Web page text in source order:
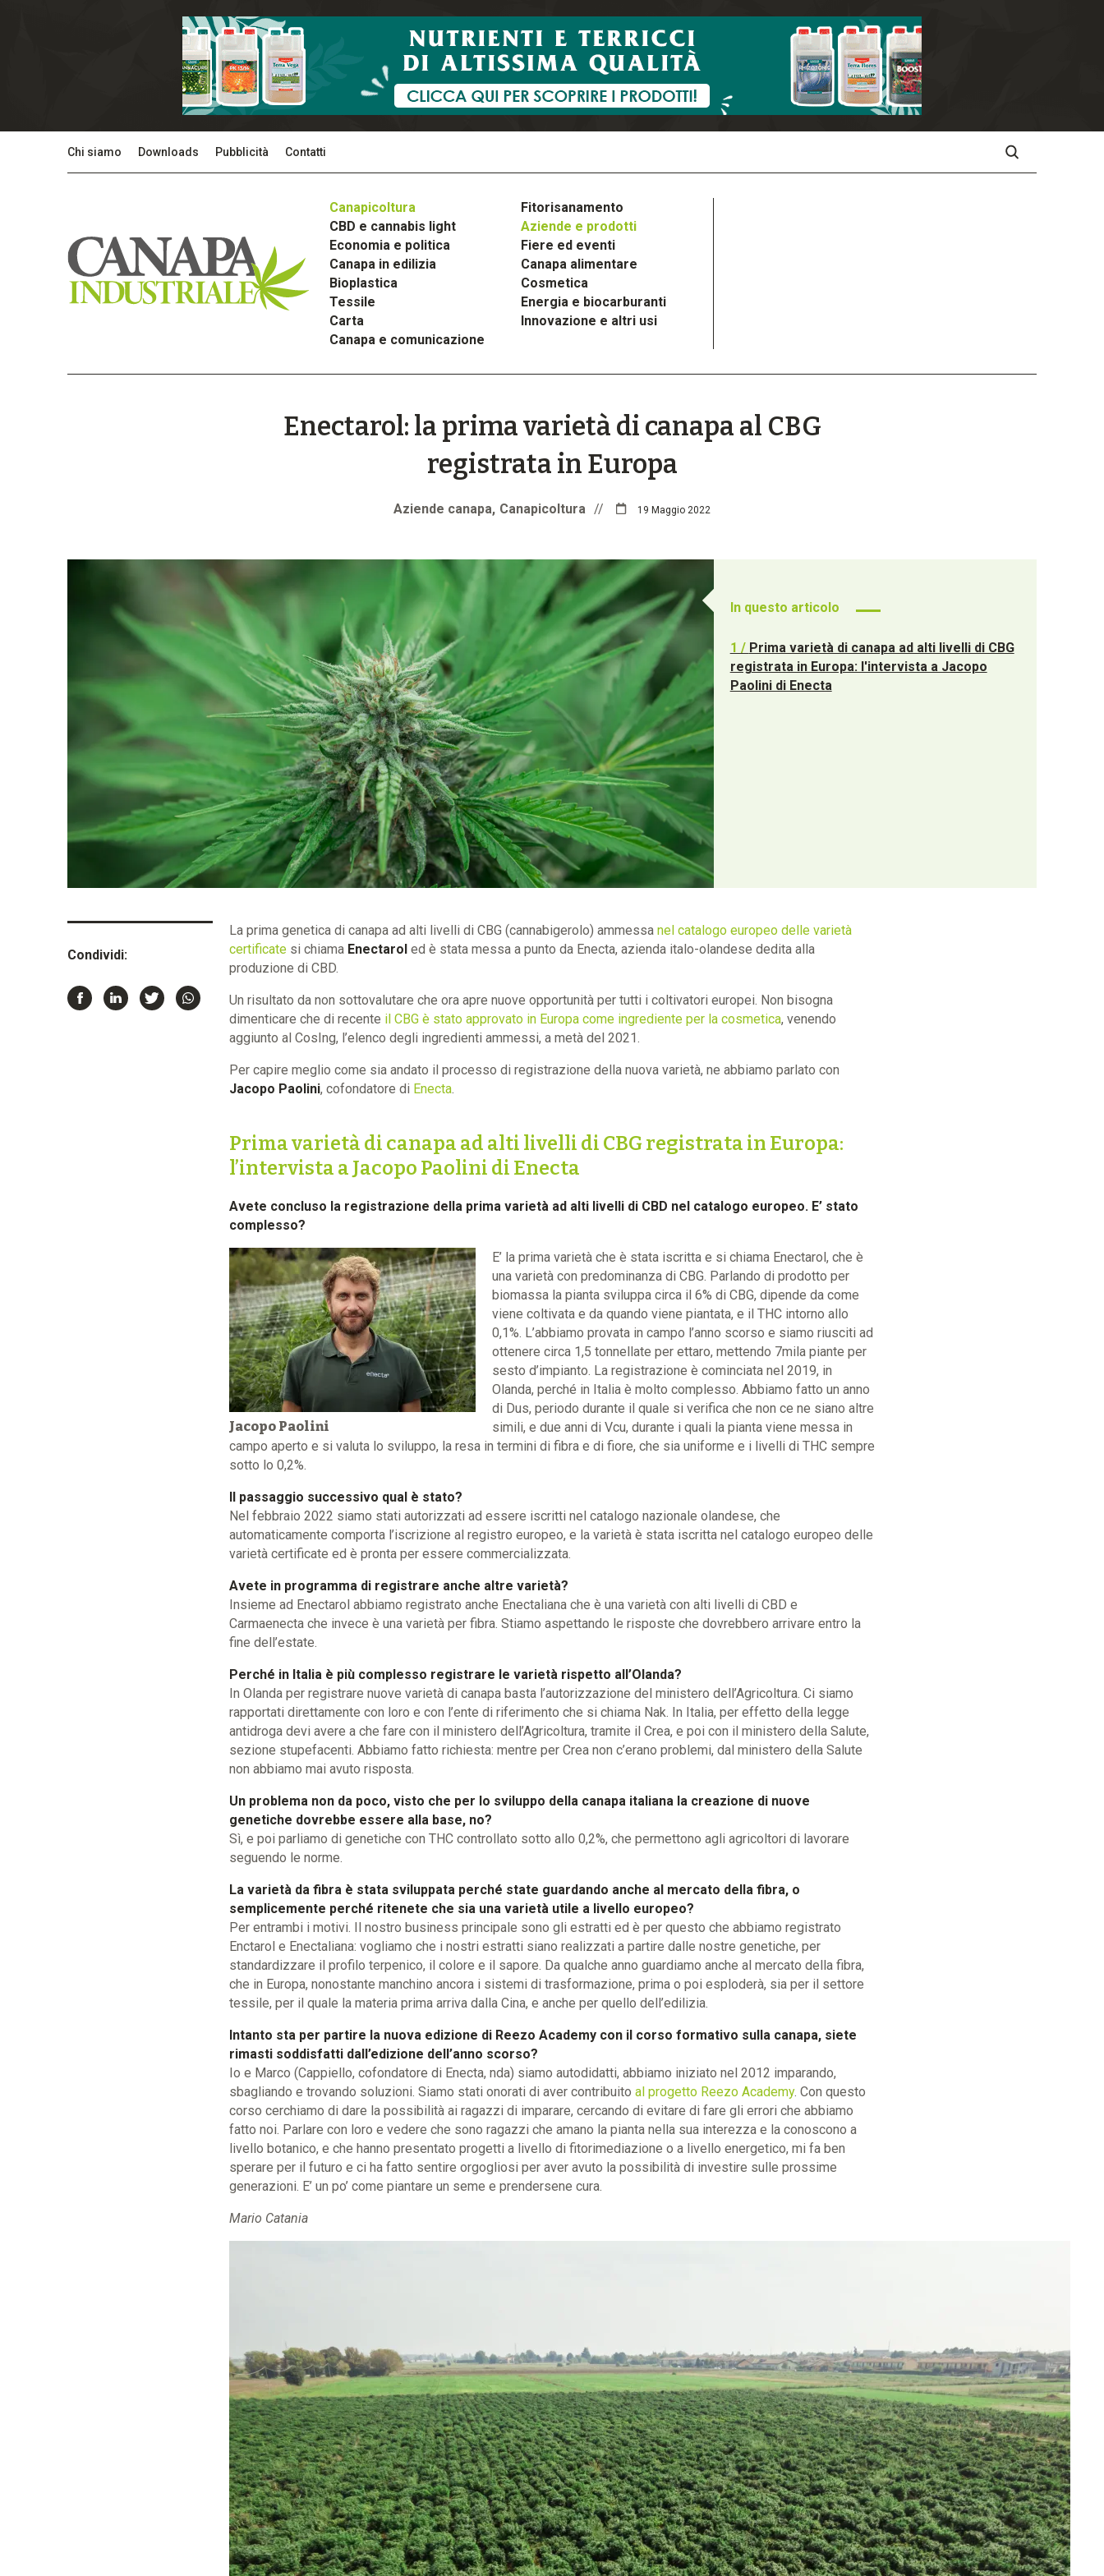
Chi siamo Downloads Pubblicità Contatti
Canapicoltura
Fitorisanamento
CBD e cannabis light
Aziende e prodotti
Economia e politica
Fiere ed eventi
Canapa in edilizia
Canapa alimentare
Bioplastica
Cosmetica
Tessile
Energia e biocarburanti
Carta
Innovazione e altri usi
Canapa e comunicazione
Enectarol: la prima varietà di canapa al CBG
registrata in Europa
Aziende canapa Canapicoltura // 19 Maggio 2022
In questo articolo
1 / Prima varietà di canapa ad alti livelli di CBG
registrata in Europa: l'intervista a Jacopo
Paolini di Enecta
Condividi:
La prima genetica di canapa ad alti livelli di CBG (cannabigerolo) ammessa nel catalogo europeo delle varietà
certificatesi chiama Enectaroled è stata messa a punto da Enecta, azienda italo-olandese dedita alla
produzione di CBD.
Un risultato da non sottovalutare che ora apre nuove opportunità per tutti i coltivatori europei. Non bisogna
dimenticare che di recente il CBG è stato approvato in Europa come ingrediente per la cosmetica, venendo
aggiunto al CosIng, l’elenco degli ingredienti ammessi, a metà del 2021.
Per capire meglio come sia andato il processo di registrazione della nuova varietà, ne abbiamo parlato con
Jacopo Paolini, cofondatore di Enecta.
Prima varietà di canapa ad alti livelli di CBG registrata in Europa:
l’intervista a Jacopo Paolini di Enecta
Avete concluso la registrazione della prima varietà ad alti livelli di CBD nel catalogo europeo. E’ stato
complesso?
Jacopo Paolini
E’ la prima varietà che è stata iscritta e si chiama Enectarol, che è
una varietà con predominanza di CBG. Parlando di prodotto per
biomassa la pianta sviluppa circa il 6% di CBG, dipende da come
viene coltivata e da quando viene piantata, e il THC intorno allo
0,1%. L’abbiamo provata in campo l’anno scorso e siamo riusciti ad
ottenere circa 1,5 tonnellate per ettaro, mettendo 7mila piante per
sesto d’impianto. La registrazione è cominciata nel 2019, in
Olanda, perché in Italia è molto complesso. Abbiamo fatto un anno
di Dus, periodo durante il quale si verifica che non ce ne siano altre
simili, e due anni di Vcu, durante i quali la pianta viene messa in
campo aperto e si valuta lo sviluppo, la resa in termini di fibra e di fiore, che sia uniforme e i livelli di THC sempre
sotto lo 0,2%.
Il passaggio successivo qual è stato?
Nel febbraio 2022 siamo stati autorizzati ad essere iscritti nel catalogo nazionale olandese, che
automaticamente comporta l’iscrizione al registro europeo, e la varietà è stata iscritta nel catalogo europeo delle
varietà certificate ed è pronta per essere commercializzata.
Avete in programma di registrare anche altre varietà?
Insieme ad Enectarol abbiamo registrato anche Enectaliana che è una varietà con alti livelli di CBD e
Carmaenecta che invece è una varietà per fibra. Stiamo aspettando le risposte che dovrebbero arrivare entro la
fine dell’estate.
Perché in Italia è più complesso registrare le varietà rispetto all’Olanda?
In Olanda per registrare nuove varietà di canapa basta l’autorizzazione del ministero dell’Agricoltura. Ci siamo
rapportati direttamente con loro e con l’ente di riferimento che si chiama Nak. In Italia, per effetto della legge
antidroga devi avere a che fare con il ministero dell’Agricoltura, tramite il Crea, e poi con il ministero della Salute,
sezione stupefacenti. Abbiamo fatto richiesta: mentre per Crea non c’erano problemi, dal ministero della Salute
non abbiamo mai avuto risposta.
Un problema non da poco, visto che per lo sviluppo della canapa italiana la creazione di nuove
genetiche dovrebbe essere alla base, no?
Sì, e poi parliamo di genetiche con THC controllato sotto allo 0,2%, che permettono agli agricoltori di lavorare
seguendo le norme.
La varietà da fibra è stata sviluppata perché state guardando anche al mercato della fibra, o
semplicemente perché ritenete che sia una varietà utile a livello europeo?
Per entrambi i motivi. Il nostro business principale sono gli estratti ed è per questo che abbiamo registrato
Enctarol e Enectaliana: vogliamo che i nostri estratti siano realizzati a partire dalle nostre genetiche, per
standardizzare il profilo terpenico, il colore e il sapore. Da qualche anno guardiamo anche al mercato della fibra,
che in Europa, nonostante manchino ancora i sistemi di trasformazione, prima o poi esploderà, sia per il settore
tessile, per il quale la materia prima arriva dalla Cina, e anche per quello dell’edilizia.
Intanto sta per partire la nuova edizione di Reezo Academy con il corso formativo sulla canapa, siete
rimasti soddisfatti dall’edizione dell’anno scorso?
Io e Marco (Cappiello, cofondatore di Enecta, nda) siamo autodidatti, abbiamo iniziato nel 2012 imparando,
sbagliando e trovando soluzioni. Siamo stati onorati di aver contribuito al progetto Reezo Academy. Con questo
corso cerchiamo di dare la possibilità ai ragazzi di imparare, cercando di evitare di fare gli errori che abbiamo
fatto noi. Parlare con loro e vedere che sono ragazzi che amano la pianta nella sua interezza e la conoscono a
livello botanico, e che hanno presentato progetti a livello di fitorimediazione o a livello energetico, mi fa ben
sperare per il futuro e ci ha fatto sentire orgogliosi per aver avuto la possibilità di investire sulle prossime
generazioni. E’ un po’ come piantare un seme e prendersene cura.
Mario Catania